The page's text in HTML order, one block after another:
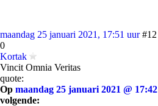
maandag 25 januari 2021, 17:51 uur #12
0
Kortak
Vincit Omnia Veritas
quote:
Op maandag 25 januari 2021 @ 17:42
volgende: